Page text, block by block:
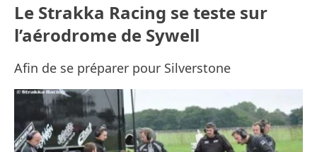
Le Strakka Racing se teste sur
l’aérodrome de Sywell
Afin de se préparer pour Silverstone